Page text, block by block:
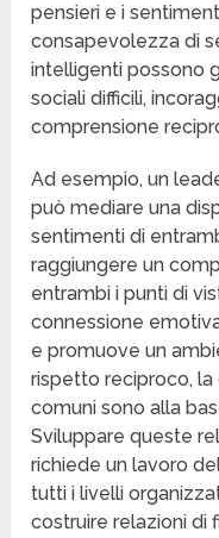
pensieri e i
consapevolezza di
intelligenti possono
sociali difficili,
comprensione
Ad esempio, un
può mediare una
sentimenti di
raggiungere un
entrambi i punti di
connessione
e promuove un
rispetto reciproco,
comuni sono alla
Sviluppare queste
richiede un lavoro
tutti i livelli
costruire relazioni di